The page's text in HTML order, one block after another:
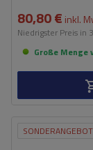
80,80 € inkl.
Niedrigster Preis in
Große Menge
SONDERANGEBOT